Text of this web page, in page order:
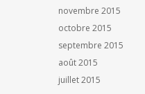
novembre 2015
octobre 2015
septembre 2015
août 2015
juillet 2015